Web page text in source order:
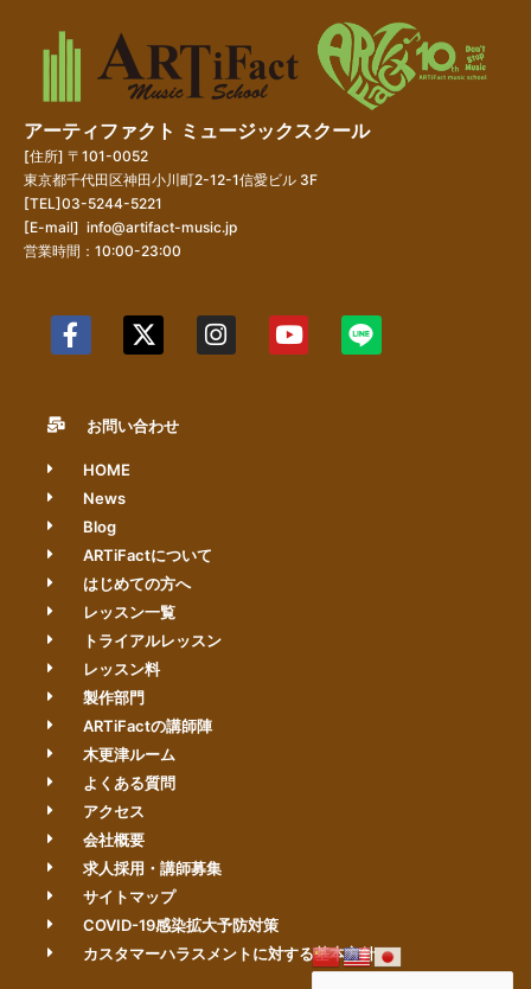
アーティファクト ミュージックスクール
[住所] 〒101-0052
東京都千代田区神田小川町2-12-1信愛ビル 3F
[TEL]03-5244-5221
[E-mail] info@artifact-music.jp
営業時間：10:00-23:00
お問い合わせ
HOME
News
Blog
ARTiFactについて
はじめての方へ
レッスン一覧
トライアルレッスン
レッスン料
製作部門
ARTiFactの講師陣
木更津ルーム
よくある質問
アクセス
会社概要
求人採用・講師募集
サイトマップ
COVID-19感染拡大予防対策
カスタマーハラスメントに対する基本方針